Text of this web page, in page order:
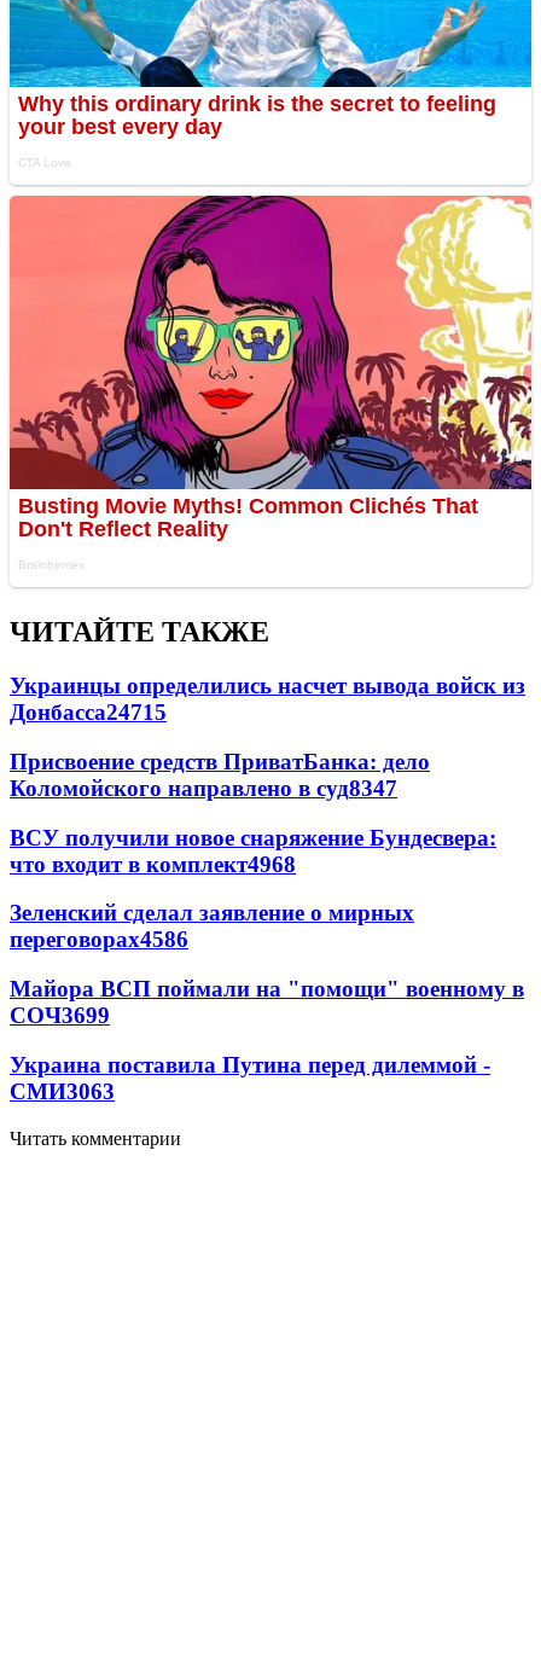
ЧИТАЙТЕ ТАКЖЕ
Украинцы определились насчет вывода войск из
Донбасса24715
Присвоение средств ПриватБанка: дело
Коломойского направлено в суд8347
ВСУ получили новое снаряжение Бундесвера:
что входит в комплект4968
Зеленский сделал заявление о мирных
переговорах4586
Майора ВСП поймали на "помощи" военному в
СОЧ3699
Украина поставила Путина перед дилеммой -
СМИ3063
Читать комментарии